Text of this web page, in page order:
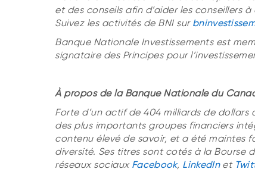
et des conseils afin d’aider les conseillers
Suivez les activités de BNI sur
Banque Nationale Investissements est
signataire des Principes pour
À propos de la Banque Nationale du
Forte d’un actif de 404 milliards de dollars
des plus importants groupes financiers
contenu élevé de savoir, et a été maintes
diversité. Ses titres sont cotés à la Bourse
réseaux sociaux Facebook, LinkedInet